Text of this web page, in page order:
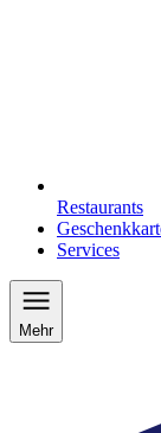
Restaurants
Services
Mehr